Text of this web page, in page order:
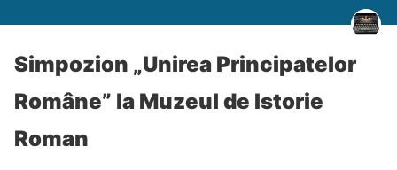
Simpozion „Unirea Principatelor
Române” la Muzeul de Istorie
Roman